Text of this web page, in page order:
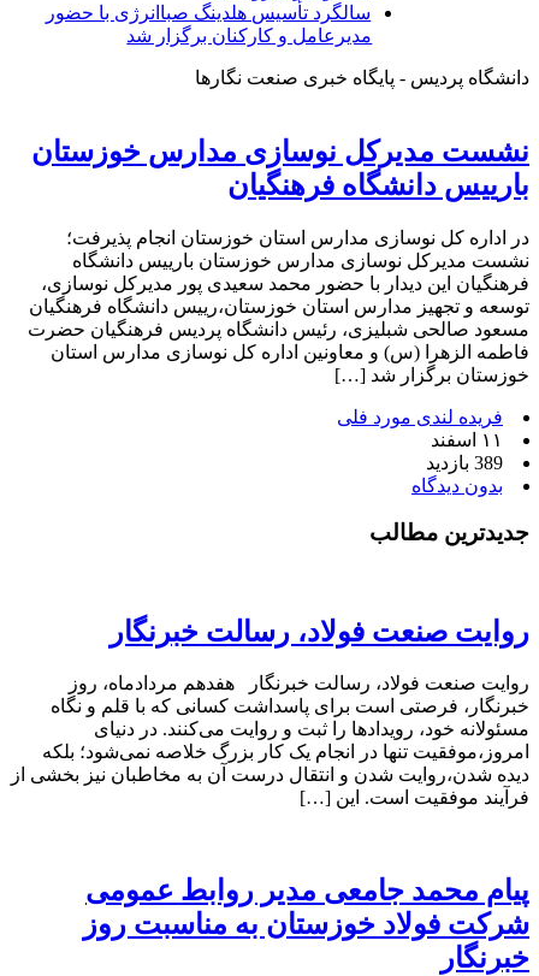
سالگرد تأسیس هلدینگ صباانرژی با حضور
مدیرعامل و کارکنان برگزار شد
دانشگاه پردیس - پایگاه خبری صنعت نگارها
نشست مدیرکل نوسازی مدارس خوزستان
بارییس دانشگاه فرهنگیان
در اداره کل نوسازی مدارس استان خوزستان انجام پذیرفت؛
نشست مدیرکل نوسازی مدارس خوزستان بارییس دانشگاه
فرهنگیان این دیدار با حضور محمد سعیدی پور مدیرکل نوسازی،
توسعه و تجهیز مدارس استان خوزستان،رییس دانشگاه فرهنگیان
مسعود صالحی شبلیزی، رئیس دانشگاه پردیس فرهنگیان حضرت
فاطمه الزهرا (س) و معاونین اداره کل نوسازی مدارس استان
خوزستان برگزار شد […]
فریده لندی مورد فلی
۱۱ اسفند
389 بازدید
بدون دیدگاه
جدیدترین مطالب
روایت صنعت فولاد،‌ رسالت خبرنگار
روایت صنعت فولاد،‌ رسالت خبرنگار هفدهم مردادماه، روز
خبرنگار، فرصتی است برای پاسداشت کسانی که با قلم و نگاه
مسئولانه خود، رویدادها را ثبت و روایت می‌کنند. در دنیای
امروز،موفقیت تنها در انجام یک کار بزرگ خلاصه نمی‌شود؛ بلکه
دیده شدن،روایت شدن و انتقال درست آن به مخاطبان نیز بخشی از
فرآیند موفقیت است. این […]
پیام محمد جامعی مدیر روابط عمومی
شرکت فولاد خوزستان به مناسبت روز
خبرنگار